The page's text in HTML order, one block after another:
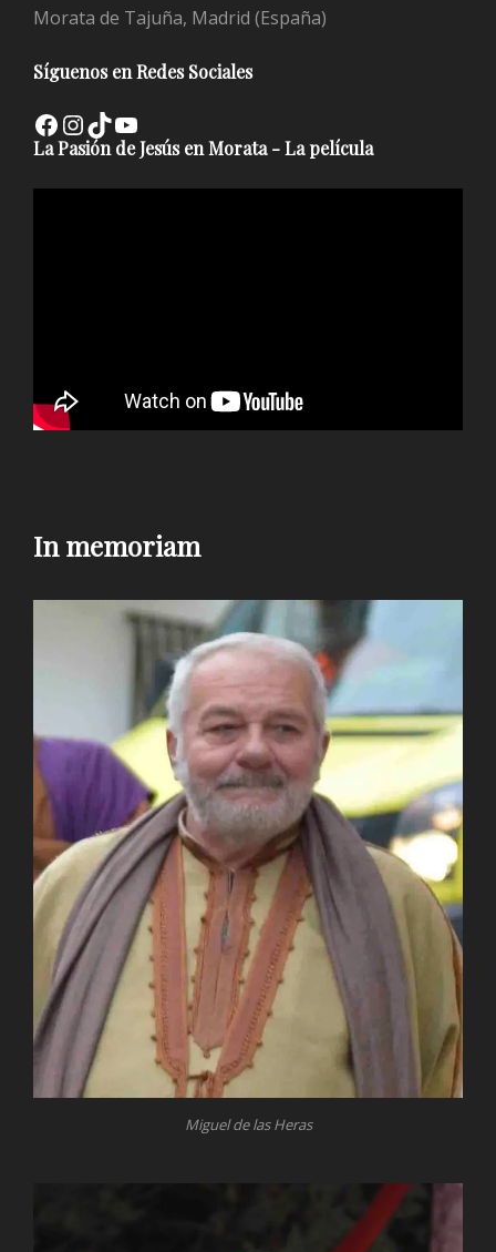
Morata de Tajuña, Madrid (España)
Síguenos en Redes Sociales
Facebook InstagramTikTok YouTube
La Pasión de Jesús en Morata - La película
In memoriam
Miguel de las Heras